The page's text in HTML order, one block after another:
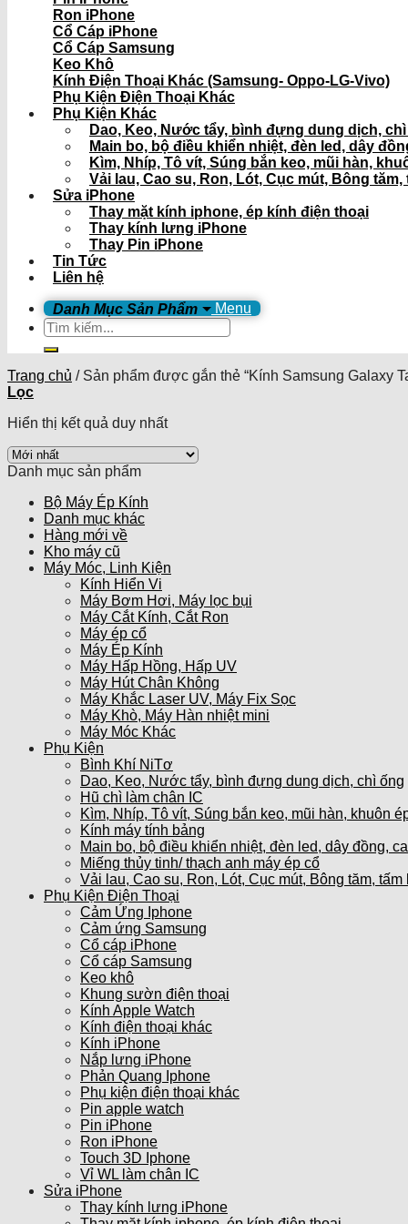
Ron iPhone
Cổ Cáp iPhone
Cổ Cáp Samsung
Keo Khô
Kính Điện Thoại Khác (Samsung- Oppo-LG-Vivo)
Phụ Kiện Điện Thoại Khác
Phụ Kiện Khác
Dao, Keo, Nước tẩy, bình đựng dung dịch,
Main bo, bộ điều khiển nhiệt, đèn led, dây
Kìm, Nhíp, Tô vít, Súng bắn keo, mũi hàn,
Vải lau, Cao su, Ron, Lót, Cục mút, Bông tăm,
Sửa iPhone
Thay mặt kính iphone, ép kính điện thoại
Thay kính lưng iPhone
Thay Pin iPhone
Tin Tức
Liên hệ
Menu
Tìm
kiếm:
Trang chủ /Sản phẩm được gắn thẻ “Kính Samsung Galaxy
Lọc
Hiển thị kết quả duy nhất
Danh mục sản phẩm
Bộ Máy Ép Kính
Danh mục khác
Hàng mới về
Kho máy cũ
Máy Móc, Linh Kiện
Kính Hiển Vi
Máy Bơm Hơi, Máy lọc bụi
Máy Cắt Kính, Cắt Ron
Máy ép cổ
Máy Ép Kính
Máy Hấp Hồng, Hấp UV
Máy Hút Chân Không
Máy Khắc Laser UV, Máy Fix Sọc
Máy Khò, Máy Hàn nhiệt mini
Máy Móc Khác
Phụ Kiện
Bình Khí NiTơ
Dao, Keo, Nước tẩy, bình đựng dung dịch, chì ống
Hũ chì làm chân IC
Kìm, Nhíp, Tô vít, Súng bắn keo, mũi hàn, khuôn
Kính máy tính bảng
Main bo, bộ điều khiển nhiệt, đèn led, dây đồng,
Miếng thủy tinh/ thạch anh máy ép cổ
Vải lau, Cao su, Ron, Lót, Cục mút, Bông tăm, tấm
Phụ Kiện Điện Thoại
Cảm Ứng Iphone
Cảm ứng Samsung
Cổ cáp iPhone
Cổ cáp Samsung
Keo khô
Khung sườn điện thoại
Kính Apple Watch
Kính điện thoại khác
Kính iPhone
Nắp lưng iPhone
Phản Quang Iphone
Phụ kiện điện thoại khác
Pin apple watch
Pin iPhone
Ron iPhone
Touch 3D Iphone
Vỉ WL làm chân IC
Sửa iPhone
Thay kính lưng iPhone